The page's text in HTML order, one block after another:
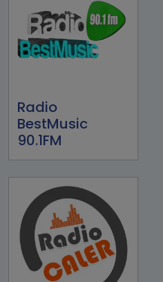
Radio
BestMusic
90.1FM